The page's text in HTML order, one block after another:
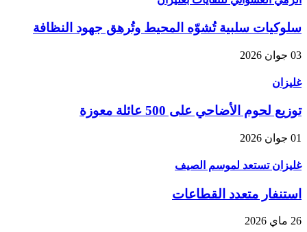
سلوكيات سلبية تُشوّه المحيط وتُرهق جهود النظافة
03 جوان 2026
غليزان
توزيع لحوم الأضاحي على 500 عائلة معوزة
01 جوان 2026
غليزان تستعد لموسم الصيف
استنفار متعدد القطاعات
26 ماي 2026